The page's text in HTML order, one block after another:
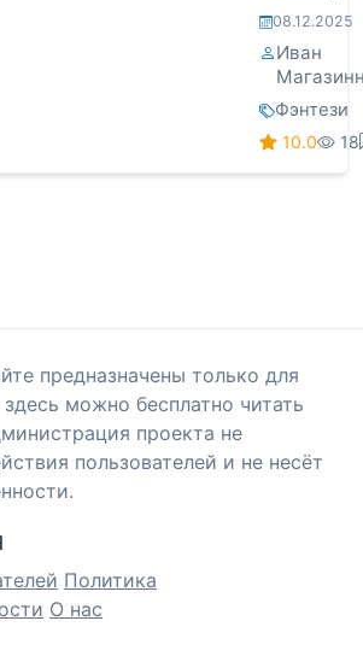
08.12.2025
Иван
Фэнтези
10.0 18
предназначены только для
можно бесплатно читать
проекта не
пользователей и не несёт
Политика
О нас